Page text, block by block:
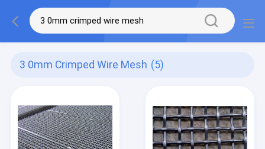
3 0mm Crimped Wire Mesh (5)